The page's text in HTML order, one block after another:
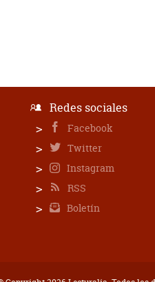
Redes sociales
Facebook
Twitter
Instagram
RSS
Boletín